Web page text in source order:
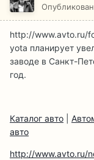
http://www.avto.ru/
yota планирует
заводе в Санкт-
год.
Каталог авто
авто
http://www.avto.ru/